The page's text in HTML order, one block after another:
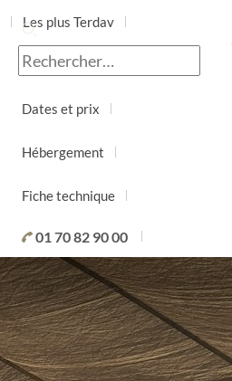
Les plus Terdav
Jour par jour
Dates et prix
Hébergement
Fiche technique
01 70 82 90 00